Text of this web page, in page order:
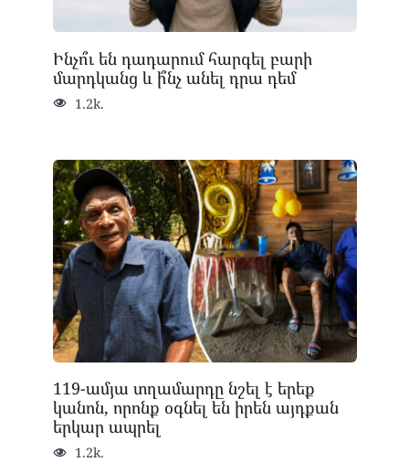
Ինչո՞ւ են դադարում հարգել բարի
մարդկանց և ի՞նչ անել դրա դեմ
1.2k.
119-ամյա տղամարդը նշել է երեք
կանոն, որոնք օգնել են իրեն այդքան
երկար ապրել
1.2k.